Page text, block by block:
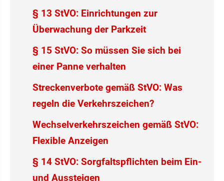
§ 13 StVO: Einrichtungen zur
Überwachung der Parkzeit
§ 15 StVO: So müssen Sie sich bei
einer Panne verhalten
Streckenverbote gemäß StVO: Was
regeln die Verkehrszeichen?
Wechselverkehrszeichen gemäß StVO:
Flexible Anzeigen
§ 14 StVO: Sorgfaltspflichten beim Ein-
und Aussteigen